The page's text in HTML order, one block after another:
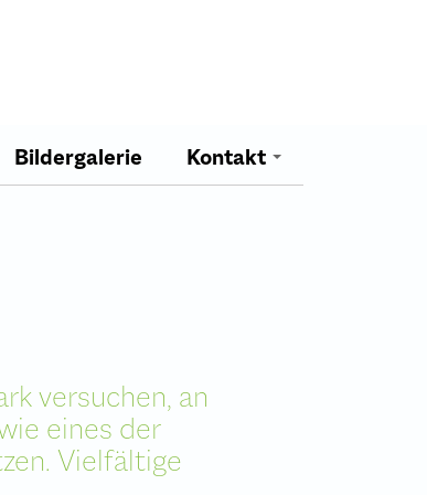
Bildergalerie
Kontakt
versuchen, an
eines der
Vielfältige